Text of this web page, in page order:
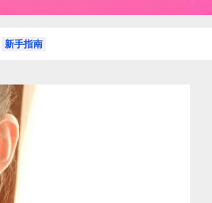
新手指南